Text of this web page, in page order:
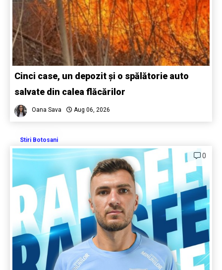
Cinci case, un depozit și o spălătorie auto
salvate din calea flăcărilor
Oana Sava Aug 06, 2026
Stiri Botosani
0